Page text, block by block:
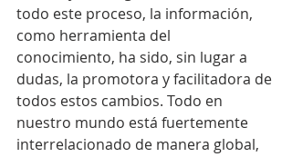
todo este proceso, la información,
como herramienta del
conocimiento, ha sido, sin lugar a
dudas, la promotora y facilitadora de
todos estos cambios. Todo en
nuestro mundo está fuertemente
interrelacionado de manera global,